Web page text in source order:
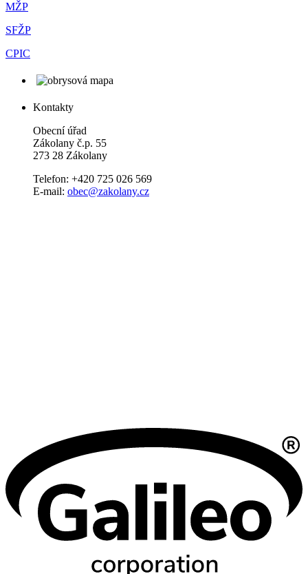
MŽP
SFŽP
CPIC
Kontakty
Obecní úřad
Zákolany č.p. 55
273 28 Zákolany
Telefon: +420 725 026 569
E-mail: obec@zakolany.cz